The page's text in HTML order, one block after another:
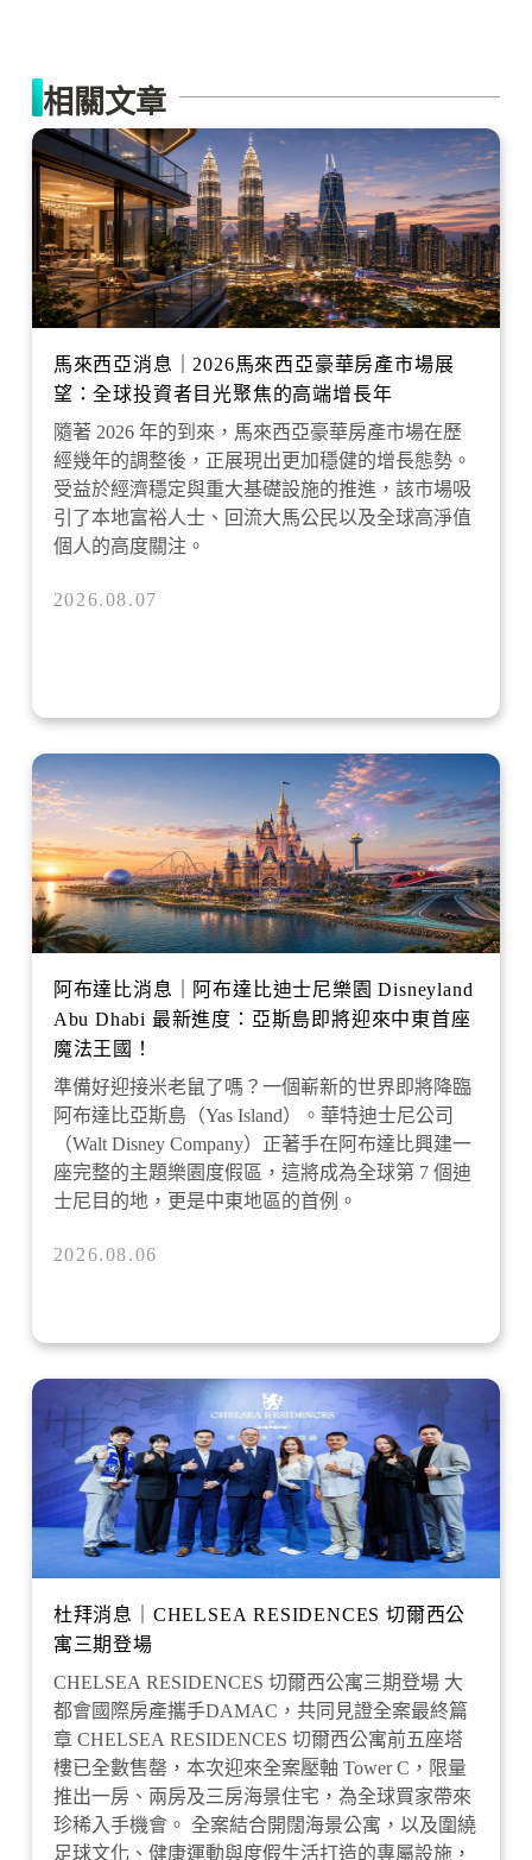
相關文章
馬來西亞消息｜2026馬來西亞豪華房產市場展
望：全球投資者目光聚焦的高端增長年
隨著 2026 年的到來，馬來西亞豪華房產市場在歷
經幾年的調整後，正展現出更加穩健的增長態勢。
受益於經濟穩定與重大基礎設施的推進，該市場吸
引了本地富裕人士、回流大馬公民以及全球高淨值
個人的高度關注。
2026.08.07
阿布達比消息｜阿布達比迪士尼樂園 Disneyland
Abu Dhabi 最新進度：亞斯島即將迎來中東首座
魔法王國！
準備好迎接米老鼠了嗎？一個嶄新的世界即將降臨
阿布達比亞斯島（Yas Island）。華特迪士尼公司
（Walt Disney Company）正著手在阿布達比興建一
座完整的主題樂園度假區，這將成為全球第 7 個迪
士尼目的地，更是中東地區的首例。
2026.08.06
杜拜消息｜CHELSEA RESIDENCES 切爾西公
寓三期登場
CHELSEA RESIDENCES 切爾西公寓三期登場 大
都會國際房產攜手DAMAC，共同見證全案最終篇
章 CHELSEA RESIDENCES 切爾西公寓前五座塔
樓已全數售罄，本次迎來全案壓軸 Tower C，限量
推出一房、兩房及三房海景住宅，為全球買家帶來
珍稀入手機會。 全案結合開闊海景公寓，以及圍繞
足球文化、健康運動與度假生活打造的專屬設施，